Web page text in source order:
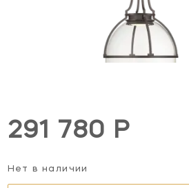
291 780 Р
Нет в наличии